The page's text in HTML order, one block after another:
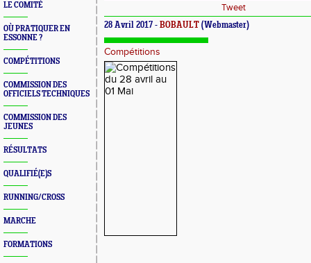
LE COMITÉ
OÙ PRATIQUER EN
ESSONNE ?
COMPÉTITIONS
COMMISSION DES
OFFICIELS TECHNIQUES
COMMISSION DES
JEUNES
RÉSULTATS
QUALIFIÉ(E)S
RUNNING/CROSS
MARCHE
FORMATIONS
Tweet
28 Avril 2017 - BOBAULT (Webmaster)
Compétitions